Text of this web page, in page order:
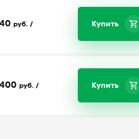
40 руб. / Купить
400 руб. / Купить